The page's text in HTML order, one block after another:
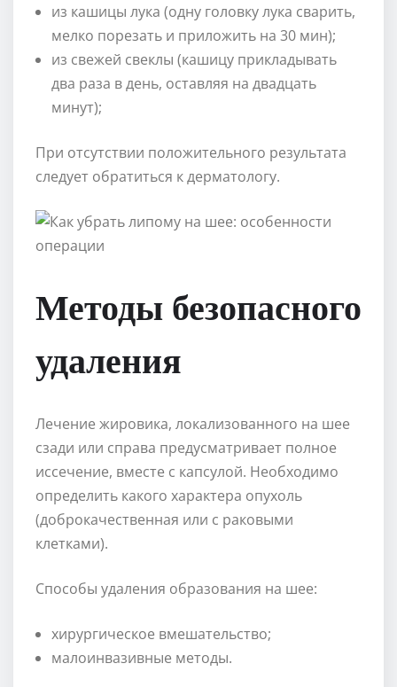
из кашицы лука (одну головку лука сварить,
мелко порезать и приложить на 30 мин);
из свежей свеклы (кашицу прикладывать
два раза в день, оставляя на двадцать
минут);
При отсутствии положительного результата
следует обратиться к дерматологу.
Методы безопасного
удаления
Лечение жировика, локализованного на шее
сзади или справа предусматривает полное
иссечение, вместе с капсулой. Необходимо
определить какого характера опухоль
(доброкачественная или с раковыми
клетками).
Способы удаления образования на шее:
хирургическое вмешательство;
малоинвазивные методы.